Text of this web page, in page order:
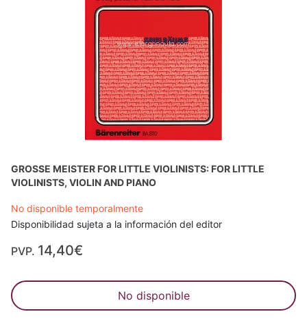
GROSSE MEISTER FOR LITTLE VIOLINISTS: FOR LITTLE
VIOLINISTS, VIOLIN AND PIANO
No disponible temporalmente
Disponibilidad sujeta a la información del editor
PVP. 14,40€
No disponible